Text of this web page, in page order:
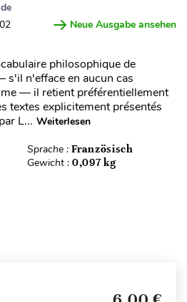
Neue Ausgabe ansehen
philosophique de
s'il n'efface en aucun cas
— il retient préférentiellement
textes explicitement présentés
L... Weiterlesen
Sprache : Französisch
Gewicht : 0,097 kg